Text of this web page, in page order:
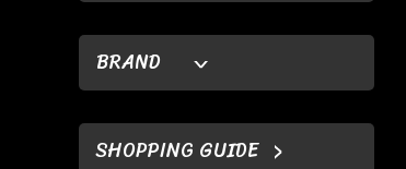
BRAND
SHOPPING GUIDE